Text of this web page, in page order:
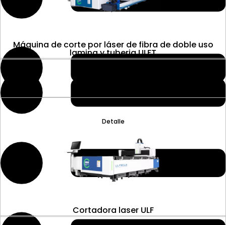
Detalle
Máquina de corte por láser de fibra de doble uso
lamina y tuberia ULFT
Cortadora laser ULF